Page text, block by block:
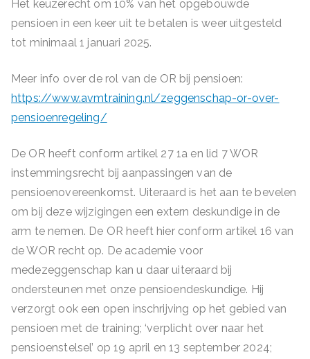
Het keuzerecht om 10% van het opgebouwde
pensioen in een keer uit te betalen is weer uitgesteld
tot minimaal 1 januari 2025.
Meer info over de rol van de OR bij pensioen:
https://www.avmtraining.nl/zeggenschap-or-over-
pensioenregeling/
De OR heeft conform artikel 27 1a en lid 7 WOR
instemmingsrecht bij aanpassingen van de
pensioenovereenkomst. Uiteraard is het aan te bevelen
om bij deze wijzigingen een extern deskundige in de
arm te nemen. De OR heeft hier conform artikel 16 van
de WOR recht op. De academie voor
medezeggenschap kan u daar uiteraard bij
ondersteunen met onze pensioendeskundige. Hij
verzorgt ook een open inschrijving op het gebied van
pensioen met de training; ‘verplicht over naar het
pensioenstelsel’ op 19 april en 13 september 2024;